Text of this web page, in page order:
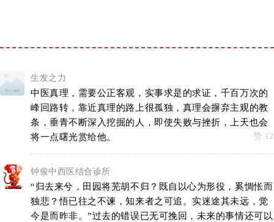
生发之力
中医真理，需要公正客观，实事求是的求证，千百万次的
峰回路转，靠近真理的路上很孤独，真理会摒弃主观的教
条，垂青不断深入挖掘的人，即使失败与挫折，上天也会
将一点曙光赏给他。
赞 12
钟俊中西医结合诊所
“归去来兮，田园将芜胡不归？既自以心为形役，奚惆怅而
独悲？悟已往之不谏，知来者之可追。实迷途其未远，觉
今是而昨非。”过去的错误已无可挽回，未来的事情还可以